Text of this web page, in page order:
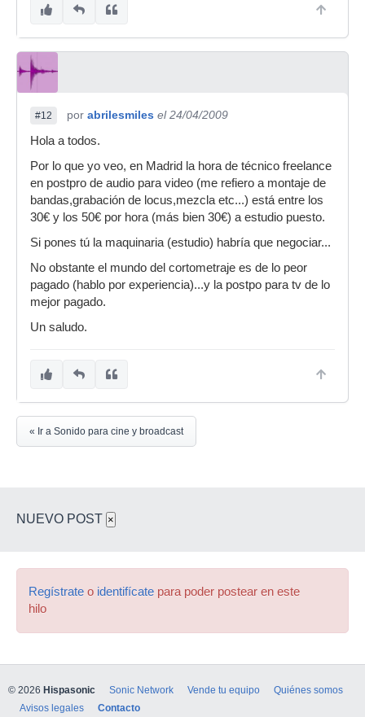
ser tecnico de sonido sino ayudante
yo soy tecnico de sonido no ayudante, si eres
ayudante o asistente seguramente no cobres o
television se suele cobrar 100 euros 150 al dia
por bolo, pero si te metes en un estudio a currar
para post produccion yo cobraria mas dinero,
sera que yo tendre otro concepto.
#12 por abrilesmiles el 24/04/2009
Hola a todos.
Por lo que yo veo, en Madrid la hora de técnico freelance
en postpro de audio para video (me refiero a montaje de
bandas,grabación de locus,mezcla etc...) está entre los
30€ y los 50€ por hora (más bien 30€) a estudio puesto.
Si pones tú la maquinaria (estudio) habría que negociar...
No obstante el mundo del cortometraje es de lo peor
pagado (hablo por experiencia)...y la postpo para tv de lo
mejor pagado.
Un saludo.
« Ir a Sonido para cine y broadcast
NUEVO POST ×
Regístrate o identifícate para poder postear en este
hilo
© 2026 Hispasonic Sonic Network Vende tu equipo
Quiénes somos
Avisos legales
Contacto